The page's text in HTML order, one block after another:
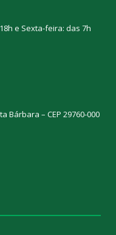
e Sexta-feira: das 7h
Bárbara – CEP 29760-000